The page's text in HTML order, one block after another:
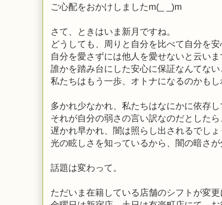
ご心配をおかけしましたm(_ _)m
さて、ときはいま新月ですね。
どうしても、周りと自分を比べて自分を
自分を愛さずには他人を愛せないと云い
誰かを踏み台にした安心に保証なんてな
私たちはもう一歩、オトナになるのかも
多かれ少なかれ、私たちはなにかに依存
それが自分の弱さの言い訳なのだとしたら
遅かれ早かれ、闇は照らし出されるでしょ
光の眩しさを知っているから、闇の暗さ
話題は変わって。
ただいま在籍している店舗のシフトが変